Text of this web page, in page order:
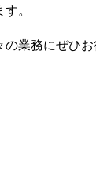
。
業務にぜひお